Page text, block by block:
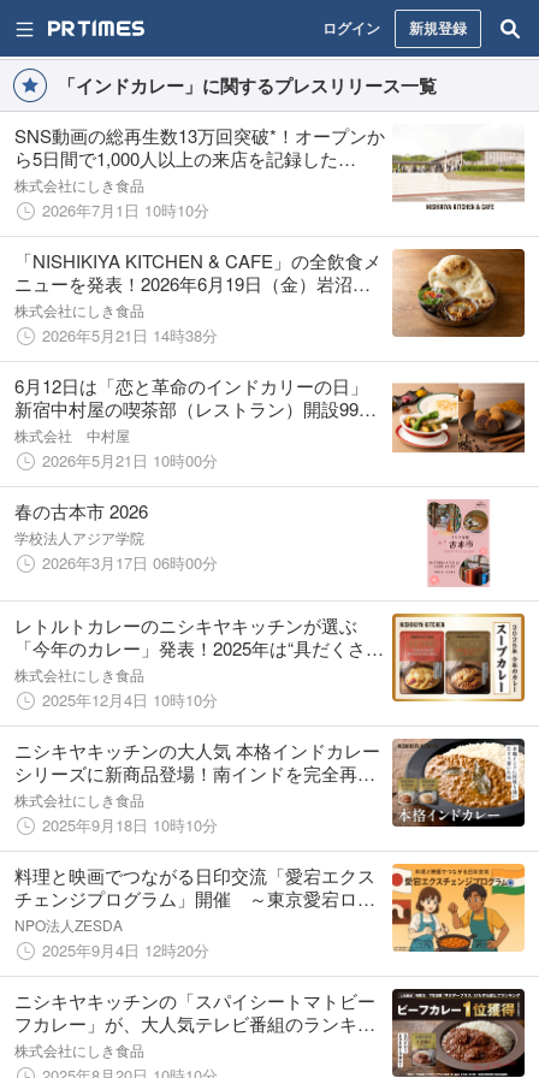
ログイン 新規登録
「インドカレー」に関するプレスリリース一覧
SNS動画の総再生数13万回突破*！オープンか
ら5日間で1,000人以上の来店を記録した
NISHIKIYA KITCHEN & CAFEが「人気メニュ
ーランキング」を発表
株式会社にしき食品
2026年7月1日 10時10分
「NISHIKIYA KITCHEN & CAFE」の全飲食メ
ニューを発表！2026年6月19日（金）岩沼市
にオープン。
株式会社にしき食品
2026年5月21日 14時38分
6月12日は「恋と革命のインドカリーの日」
新宿中村屋の喫茶部（レストラン）開設99周
年を記念して本店で限定商品発売・イベント
等を開催 2026年6月12日～開始
株式会社 中村屋
2026年5月21日 10時00分
春の古本市 2026
学校法人アジア学院
2026年3月17日 06時00分
レトルトカレーのニシキヤキッチンが選ぶ
「今年のカレー」発表！2025年は“具だくさん
で満足”が大好評の「スープカレー」に決定！
株式会社にしき食品
2025年12月4日 10時10分
ニシキヤキッチンの大人気 本格インドカレー
シリーズに新商品登場！南インドを完全再
現！香り立つ「チキンカレー」と香り弾ける
「キーマカレー」を9/18(木)発売
株式会社にしき食品
2025年9月18日 10時10分
料理と映画でつながる日印交流「愛宕エクス
チェンジプログラム」開催 ～東京愛宕ロー
タリークラブが行う日印交流プログラム～
NPO法人ZESDA
2025年9月4日 12時20分
ニシキヤキッチンの「スパイシートマトビー
フカレー」が、大人気テレビ番組のランキン
グで１位を獲得！ポークカレー&チキンカレ
ーに続き5冠達成！
株式会社にしき食品